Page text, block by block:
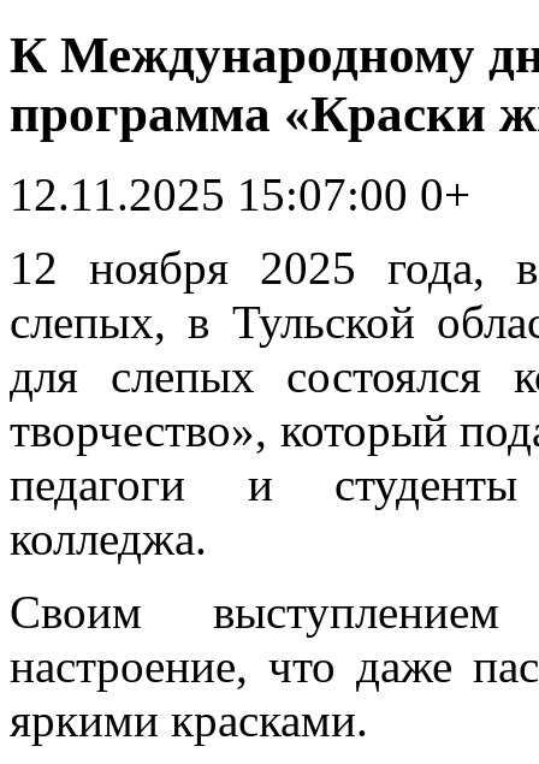
К Международному
программа «Краски
12.11.2025 15:07:00 0+
12 ноября 2025 года,
слепых, в Тульской
для слепых состоялся
творчество», который
педагоги и студенты
колледжа.
Своим
настроение, что даже
яркими красками.